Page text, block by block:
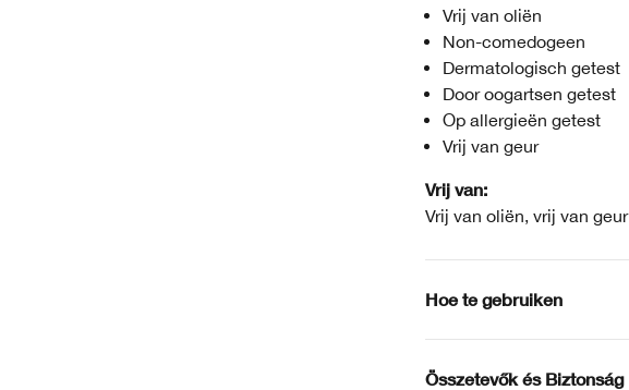
Vrij van oliën
Non-comedogeen
Dermatologisch getest
Door oogartsen getest
Op allergieën getest
Vrij van geur
Vrij van:
Vrij van oliën, vrij van geur
Hoe te gebruiken
Összetevők és Biztonság